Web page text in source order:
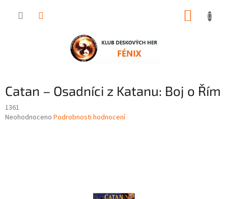
Catan – Osadníci z Katanu: Boj o Řím
1361
Průměrné
Neohodnoceno Podrobnosti hodnocení